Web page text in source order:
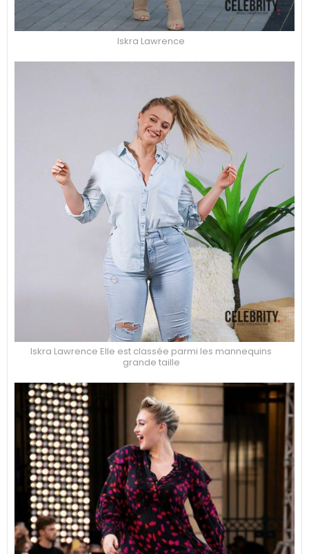
Iskra Lawrence
Iskra Lawrence Elle est classée parmi les mannequins
grande taille